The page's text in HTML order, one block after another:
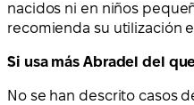
nacidos ni en niños
recomienda su utilización
Si usa más Abradel del
No se han descrito casos